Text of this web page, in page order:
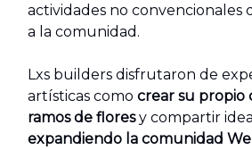
actividades no convencionales
a la comunidad.
Lxs builders disfrutaron de
artísticas como crear su propio
ramos de floresy compartir
expandiendo la comunidad